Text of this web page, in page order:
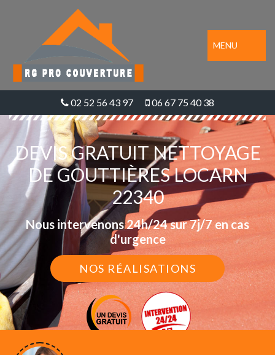
MENU
02 52 56 43 97 06 67 75 40 38
DEVIS GRATUIT NETTOYAGE
DE GOUTTIÈRES LOCARN
22340
Nous intervenons 24h/24 sur 7j/7 en cas
d'urgence
NOS RÉALISATIONS